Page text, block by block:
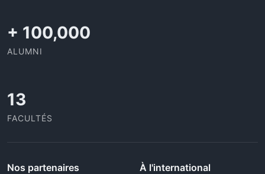
+ 100,000
ALUMNI
13
FACULTÉS
Nos partenaires À l'international